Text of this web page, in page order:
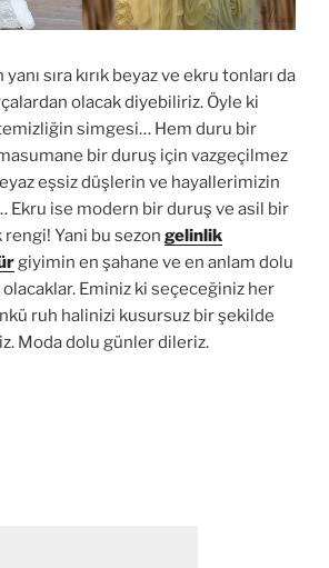
sıra kırık beyaz ve ekru tonları da
olacak diyebiliriz. Öyle ki
temizliğin simgesi… Hem duru bir
bir duruş için vazgeçilmez
eşsiz düşlerin ve hayallerimizin
Ekru ise modern bir duruş ve asil bir
rengi! Yani bu sezon gelinlik
giyimin en şahane ve en anlam dolu
Eminiz ki seçeceğiniz her
ruh halinizi kusursuz bir şekilde
Moda dolu günler dileriz.